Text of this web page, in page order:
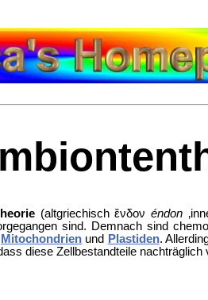
(altgriechischἔνδον éndon
sind. Demnach sind
Mitochondrienund Plastiden.
diese Zellbestandteile nachträglich